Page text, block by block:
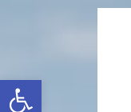
Open toolbar